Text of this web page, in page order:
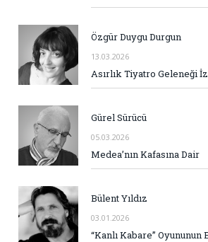
Özgür Duygu Durgun
13.03.2026
Asırlık Tiyatro Geleneği
Gürel Sürücü
05.03.2026
Medea’nın Kafasına Dair
Bülent Yıldız
03.01.2026
“Kanlı Kabare” Oyununun